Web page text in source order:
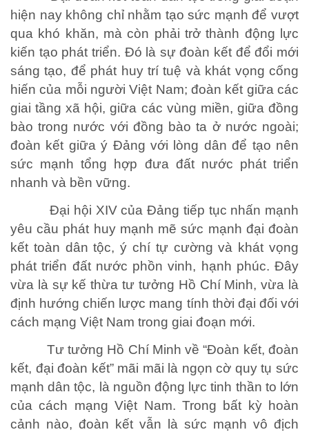
NHỊP CẦU NHÂN ÁI
Nhịp cầu Nhân ái VTV1
Địa chỉ nhân ái
hiện nay không chỉ nhằm tạo sức mạnh để vượt
qua khó khăn, mà còn phải trở thành động lực
kiến tạo phát triển. Đó là sự đoàn kết để đổi mới
sáng tạo, để phát huy trí tuệ và khát vọng cống
hiến của mỗi người Việt Nam; đoàn kết giữa các
giai tầng xã hội, giữa các vùng miền, giữa đồng
bào trong nước với đồng bào ta ở nước ngoài;
đoàn kết giữa ý Đảng với lòng dân để tạo nên
sức mạnh tổng hợp đưa đất nước phát triển
nhanh và bền vững.
Đại hội XIV của Đảng tiếp tục nhấn mạnh
yêu cầu phát huy mạnh mẽ sức mạnh đại đoàn
kết toàn dân tộc, ý chí tự cường và khát vọng
phát triển đất nước phồn vinh, hạnh phúc. Đây
vừa là sự kế thừa tư tưởng Hồ Chí Minh, vừa là
định hướng chiến lược mang tính thời đại đối với
cách mạng Việt Nam trong giai đoạn mới.
Tư tưởng Hồ Chí Minh về “Đoàn kết, đoàn
kết, đại đoàn kết” mãi mãi là ngọn cờ quy tụ sức
mạnh dân tộc, là nguồn động lực tinh thần to lớn
của cách mạng Việt Nam. Trong bất kỳ hoàn
cảnh nào, đoàn kết vẫn là sức mạnh vô địch